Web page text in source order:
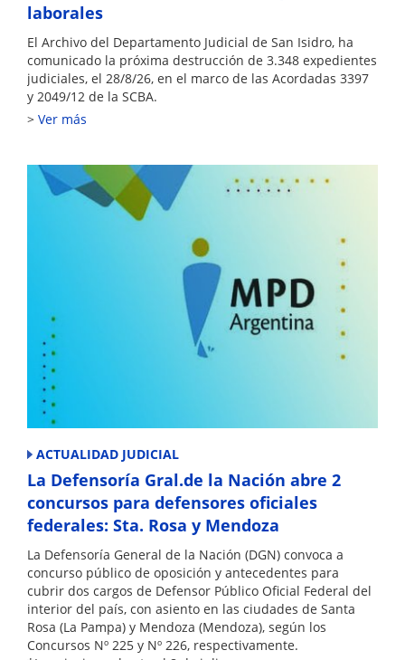
laborales
El Archivo del Departamento Judicial de San Isidro, ha
comunicado la próxima destrucción de 3.348 expedientes
judiciales, el 28/8/26, en el marco de las Acordadas 3397
y 2049/12 de la SCBA.
Ver más
ACTUALIDAD JUDICIAL
La Defensoría Gral.de la Nación abre 2
concursos para defensores oficiales
federales: Sta. Rosa y Mendoza
La Defensoría General de la Nación (DGN) convoca a
concurso público de oposición y antecedentes para
cubrir dos cargos de Defensor Público Oficial Federal del
interior del país, con asiento en las ciudades de Santa
Rosa (La Pampa) y Mendoza (Mendoza), según los
Concursos Nº 225 y Nº 226, respectivamente.